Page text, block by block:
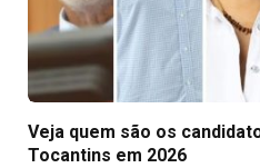
Veja quem são os
Tocantins em 2026